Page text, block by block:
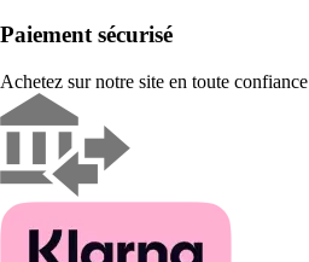
Paiement sécurisé
Achetez sur notre site en toute confiance